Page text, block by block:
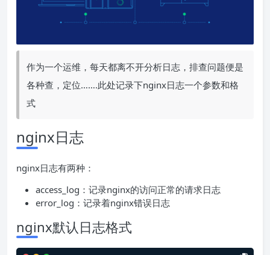
作为一个运维，每天都离不开分析日志，排查问题便是
各种查，定位…….此处记录下nginx日志一个参数和格
式
nginx日志
nginx日志有两种：
access_log：记录nginx的访问正常的请求日志
error_log：记录着nginx错误日志
nginx默认日志格式